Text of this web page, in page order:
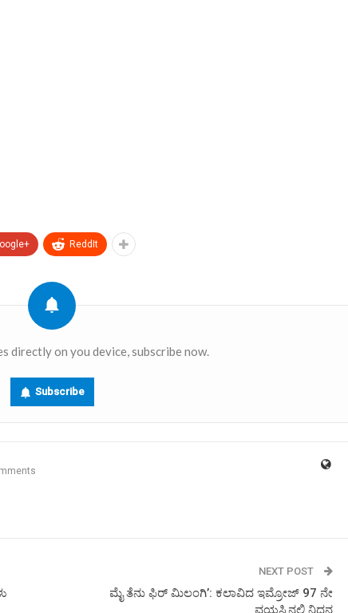
ReddIt
directly on you device, subscribe now.
Subscribe
NEXT POST
ಮೈ ತೆನು ಫಿರ್ ಮಿಲಂಗಿ’: ಕಲಾವಿದ ಇಮ್ರೋಜ್ 97 ನೇ
ವಯಸ್ಸಿನಲ್ಲಿ ನಿಧನ